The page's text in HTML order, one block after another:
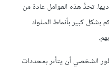
تحدُّ هذه العوامل عادة من
بشكل كبير بأنماط السلوك
الشخصي أن يتأثر بمحددات